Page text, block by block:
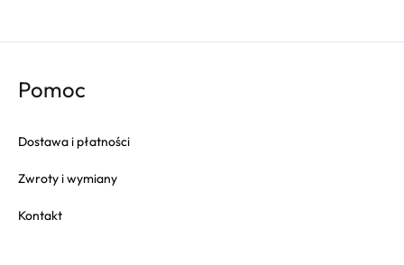
Pomoc
Dostawa i płatności
Zwroty i wymiany
Kontakt